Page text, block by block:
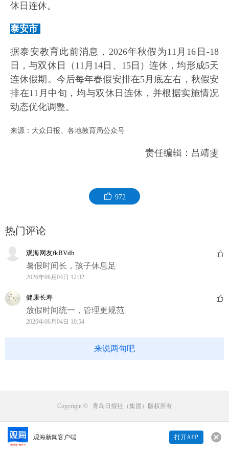
观海新闻客户端 打开APP
休日连休。
泰安市
据泰安教育此前消息，2026年秋假为11月16日-18
日，与双休日（11月14日、15日）连休，均形成5天
连休假期。今后每年春假安排在5月底左右，秋假安
排在11月中旬，均与双休日连休，并根据实施情况
动态优化调整。
来源：大众日报、各地教育局公众号
责任编辑：吕靖雯
972
热门评论
观海网友fkBVdh
暑假时间长，孩子休息足
2026年06月04日 12:32
健康长寿
放假时间统一，管理更规范
2026年06月04日 10:54
来说两句吧
来说两句吧...
Copyright © 青岛日报社（集团）版权所有